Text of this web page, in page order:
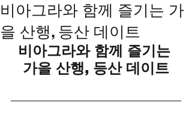
비아그라와 함께 즐기는 가
을 산행, 등산 데이트
비아그라와 함께 즐기는
가을 산행, 등산 데이트